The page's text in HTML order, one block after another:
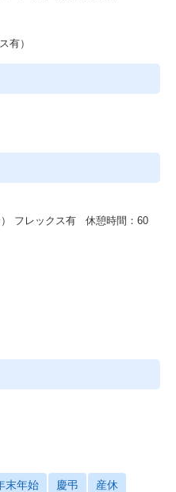
」
有）
フレックス有 休憩時間：60
末年始 慶弔 産休